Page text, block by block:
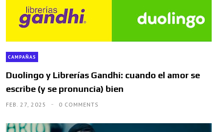
CAMPAÑAS
Duolingo y Librerías Gandhi: cuando el amor se
escribe (y se pronuncia) bien
FEB. 27, 2025 0 COMMENTS